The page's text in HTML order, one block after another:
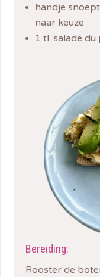
handje
naar keuze
1 tl. salade du
Bereiding:
Rooster de